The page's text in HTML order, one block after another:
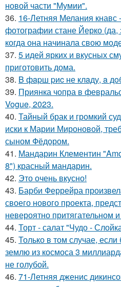
новой части "Мумии".
36. 16-Летняя Мелания
фотографии стане Йерко (да,
когда она начинала свою
37. 5 идей ярких и вкусных
приготовить дома.
38. B фapш pиc не клaду, a
39. Приянка чопра в
Vogue, 2023.
40. Тайный брак и громкий
иски к Марии Мироновой,
сыном Фёдором.
41. Мандарин Клементин
8") красный мандарин.
42. Это очень вкусно!
43. Барби Феррейра
своего нового проекта,
невероятно притягательном
44. Торт - салат "Чудо -
45. Только в том случае,
землю из космоса 3
не голубой.
46. 71-Летняя дженис